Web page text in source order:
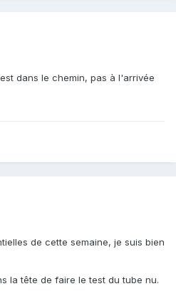
dans le chemin, pas à l'arrivée
de cette semaine, je suis bien
la tête de faire le test du tube nu.